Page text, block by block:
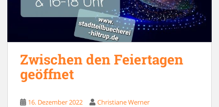
Zwischen den Feiertagen
geöffnet
16. Dezember 2022 Christiane Werner